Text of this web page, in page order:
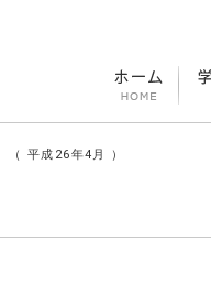
平成26年4月 ）